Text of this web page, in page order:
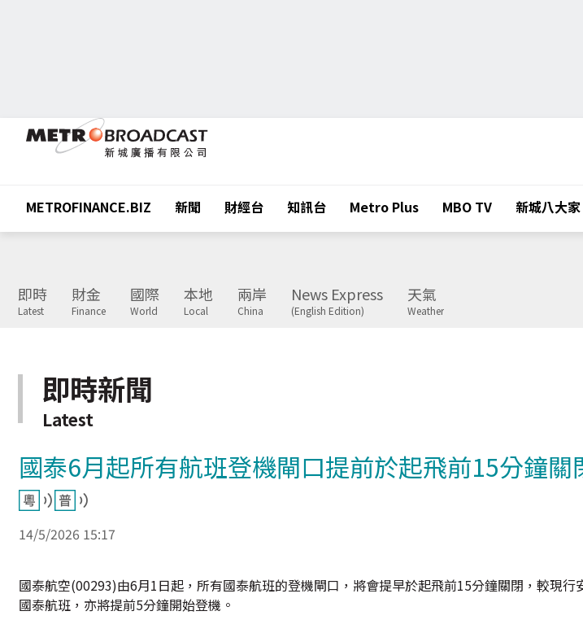
METROFINANCE.BIZ 新聞 財經台 知訊台 Metro Plus MBO TV 新城八大家
即時
Latest
財金
Finance
國際
World
本地
Local
兩岸
China
News Express
(English Edition)
天氣
Weather
即時新聞
Latest
國泰6月起所有航班登機閘口提前於起飛前15分鐘關
14/5/2026 15:17
國泰航空(00293)由6月1日起，所有國泰航班的登機閘口，將會提早於起飛前15分鐘關閉，較現
國泰航班，亦將提前5分鐘開始登機。